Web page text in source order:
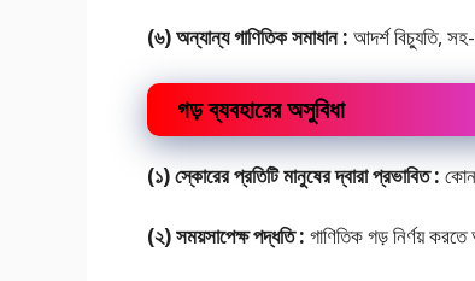
(৬) অন্যান্য গাণিতিক সমাধান : আদর্শ বিচ্যুতি,
গড় ব্যবহারের অসুবিধা
(১) স্কোরের প্রতিটি মানুষের দ্বারা প্রভাবিত : কোন
(২) সময়সাপেক্ষ পদ্ধতি : গাণিতিক গড় নির্ণয়